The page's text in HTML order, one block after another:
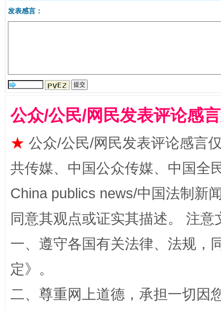
受贿1.44亿！段成刚被判无期
全民健身五年计划来了！等你上场
发表感言：
公众/公民/网民发表评论感
★ 公众/公民/网民发表评论感言
共传媒、中国公众传媒、中国全
China publics news/中国法制新
同意其观点或证实其描述。 注
一、遵守各国有关法律、法规，
定》。
二、尊重网上道德，承担一切因